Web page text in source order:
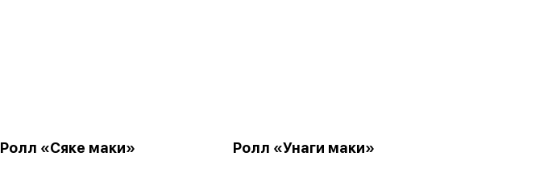
Ролл «Сяке маки» Ролл «Унаги маки»